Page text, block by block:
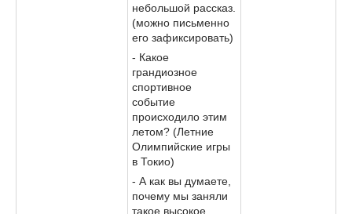
небольшой рассказ.
(можно письменно
его зафиксировать)
- Какое
грандиозное
спортивное
событие
происходило этим
летом? (Летние
Олимпийские игры
в Токио)
- А как вы думаете,
почему мы заняли
такое высокое